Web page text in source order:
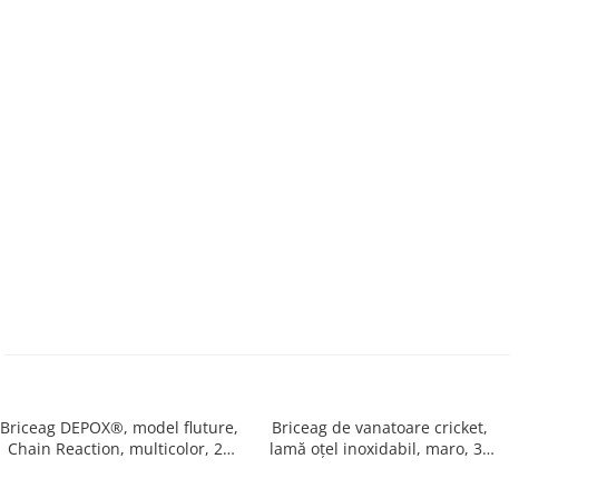
Briceag DEPOX®, model fluture,
Chain Reaction, multicolor, 22
Briceag de vanatoare cricket,
lamă oțel inoxidabil, maro, 38